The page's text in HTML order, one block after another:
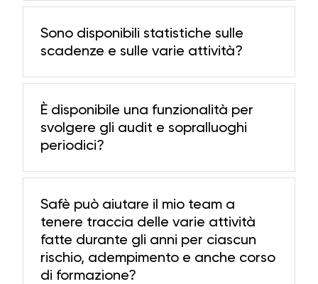
Sono disponibili statistiche sulle
scadenze e sulle varie attività?
È disponibile una funzionalità per
svolgere gli audit e sopralluoghi
periodici?
Safè può aiutare il mio team a
tenere traccia delle varie attività
fatte durante gli anni per ciascun
rischio, adempimento e anche corso
di formazione?